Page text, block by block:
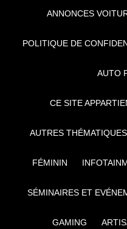
ANNONCES
POLITIQUE DE
AUTO
CE SITE
AUTRES
FÉMININ
SÉMINAIRES ET
GAMING